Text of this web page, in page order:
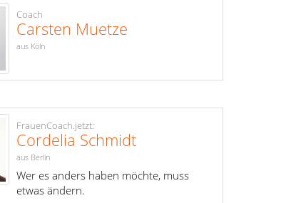
Coach
Carsten Muetze
aus Köln
FrauenCoach.jetzt:
Cordelia Schmidt
aus Berlin
Wer es anders haben möchte, muss
etwas ändern.